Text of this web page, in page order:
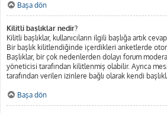
Başa dön
Kilitli başlıklar nedir?
Kilitli başlıklar, kullanıcıların ilgili başlığa artık
Bir başlık kilitlendiğinde içerdikleri anketlerde
Başlıklar, bir çok nedenlerden dolayı forum
yöneticisi tarafından kilitlenmiş olabilir. Ayrıca
tarafından verilen izinlere bağlı olarak kendi
Başa dön